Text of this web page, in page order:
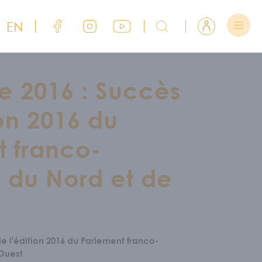
EN Lien Facebook du CJFCB
Lien Instagram du CJFCB
Lien YouTube du CJFCBRechercher sur CJFCBSe connecter
2016 : Succès
2016 du
franco-
Nord et de
l'édition 2016 du Parlement franco-